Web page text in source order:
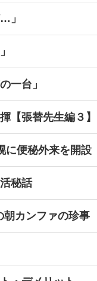
」
一台」
【張替先生編３】
に便秘外来を開設
秘話
朝カンファの珍事